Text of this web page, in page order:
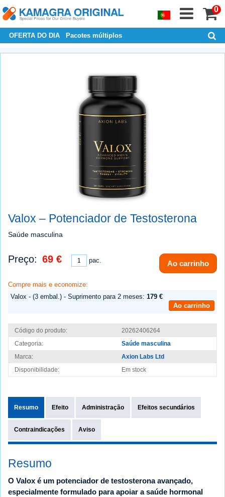
0
OFERTA DO DIA Pacotes múltiplos
Valox – Potenciador de Testosterona
Saúde masculina
Preço: 69 € pac. Ao carrinho
Compre mais e economize:
Valox - (3 embal.) - Suprimento para 2 meses: 179 €
Ao carrinho
Código do produto:
20262406264
Categoria:
Saúde masculina
Marca:
Axion Labs Ltd
Disponibilidade:
Em stock
Resumo Efeito Administração Efeitos secundários
Contraindicações Aviso
Resumo
O Valox é um potenciador de testosterona avançado,
especialmente formulado para apoiar a saúde hormonal